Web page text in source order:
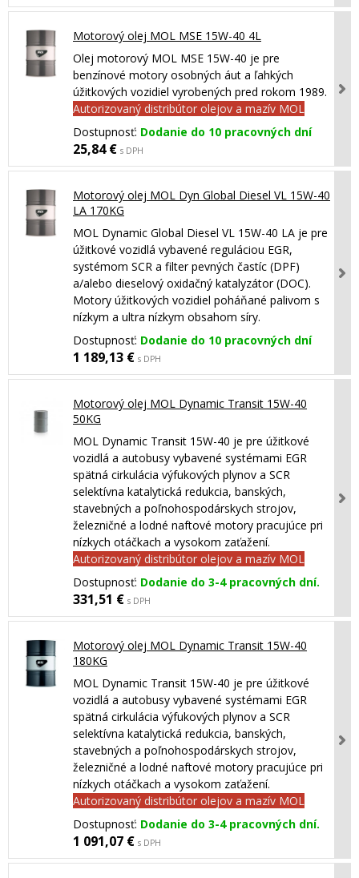
Motorový olej MOL MSE 15W-40 4L
Olej motorový MOL MSE 15W-40 je pre
benzínové motory osobných áut a ľahkých
úžitkových vozidiel vyrobených pred rokom 1989.
Autorizovaný distribútor olejov a mazív MOL
Dostupnosť: Dodanie do 10 pracovných dní
25,84 € s DPH
Motorový olej MOL Dyn Global Diesel VL 15W-40
LA 170KG
MOL Dynamic Global Diesel VL 15W-40 LA je pre
úžitkové vozidlá vybavené reguláciou EGR,
systémom SCR a filter pevných častíc (DPF)
a/alebo dieselový oxidačný katalyzátor (DOC).
Motory úžitkových vozidiel poháňané palivom s
nízkym a ultra nízkym obsahom síry.
Dostupnosť: Dodanie do 10 pracovných dní
1 189,13 € s DPH
Motorový olej MOL Dynamic Transit 15W-40
50KG
MOL Dynamic Transit 15W-40 je pre úžitkové
vozidlá a autobusy vybavené systémami EGR
spätná cirkulácia výfukových plynov a SCR
selektívna katalytická redukcia, banských,
stavebných a poľnohospodárskych strojov,
železničné a lodné naftové motory pracujúce pri
nízkych otáčkach a vysokom zaťažení.
Autorizovaný distribútor olejov a mazív MOL
Dostupnosť: Dodanie do 3-4 pracovných dní.
331,51 € s DPH
Motorový olej MOL Dynamic Transit 15W-40
180KG
MOL Dynamic Transit 15W-40 je pre úžitkové
vozidlá a autobusy vybavené systémami EGR
spätná cirkulácia výfukových plynov a SCR
selektívna katalytická redukcia, banských,
stavebných a poľnohospodárskych strojov,
železničné a lodné naftové motory pracujúce pri
nízkych otáčkach a vysokom zaťažení.
Autorizovaný distribútor olejov a mazív MOL
Dostupnosť: Dodanie do 3-4 pracovných dní.
1 091,07 € s DPH